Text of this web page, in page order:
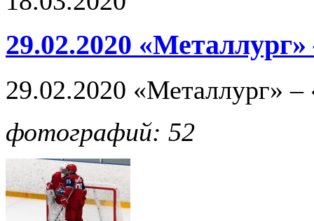
29.02.2020
29.02.2020 «Металлург»
фотографий: 52